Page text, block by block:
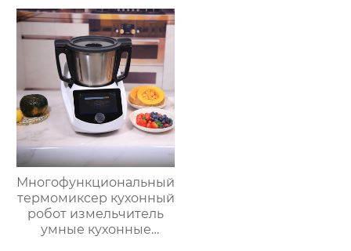
робот для
приготовления пищи,
кухонный комбайн,
блендер, тепловизор
Многофункциональный
термомиксер кухонный
робот измельчитель
умные кухонные